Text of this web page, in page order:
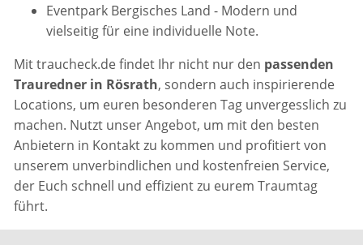
Eventpark Bergisches Land - Modern und
vielseitig für eine individuelle Note.
Mit traucheck.de findet Ihr nicht nur den passenden
Trauredner in Rösrath, sondern auch inspirierende
Locations, um euren besonderen Tag unvergesslich zu
machen. Nutzt unser Angebot, um mit den besten
Anbietern in Kontakt zu kommen und profitiert von
unserem unverbindlichen und kostenfreien Service,
der Euch schnell und effizient zu eurem Traumtag
führt.